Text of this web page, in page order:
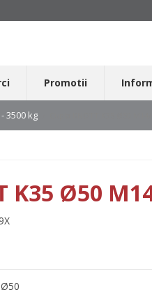
Promotii
3500 kg
K35 Ø50